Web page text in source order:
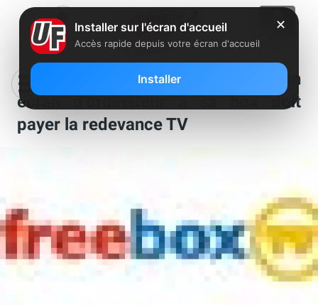
Un abonné Free qui connecte un
écran d’ordinateur à sa box doit
payer la redevance TV
✕
Installer sur l'écran d'accueil
Accès rapide depuis votre écran d'accueil
Installer